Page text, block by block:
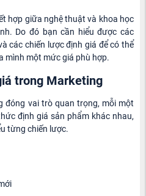
hợp giữa nghệ thuật và khoa học
Do đó bạn cần hiểu được các
các chiến lược định giá để có thể
mình một mức giá phù hợp.
trong Marketing
đóng vai trò quan trọng, mỗi một
định giá sản phẩm khác nhau,
từng chiến lược.